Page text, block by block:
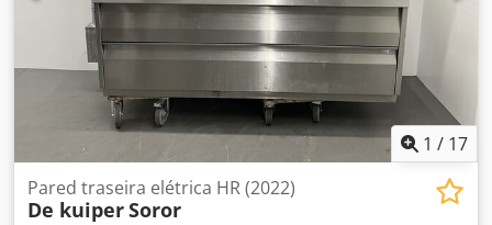
1 / 17
Pared traseira elétrica HR (2022)
De kuiperSoror